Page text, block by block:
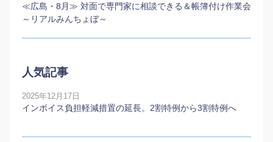
≪広島・8月≫ 対面で専門家に相談できる＆帳簿付け作業会
～リアルみんちょぼ～
人気記事
2025年12月17日
インボイス負担軽減措置の延長。2割特例から3割特例へ